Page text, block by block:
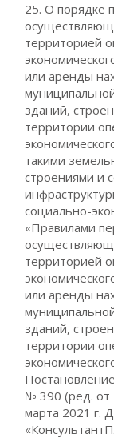
25. О порядке
территорией
или аренды
зданий,
территории
такими
строениями и
социально-
«Правилами
территорией
или аренды
зданий,
территории
№ 390 (ред. от
марта 2021 г.